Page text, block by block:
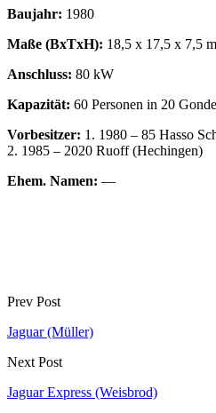
Baujahr: 1980
Maße (BxTxH): 18,5 x 17,5 x 7,5 m
Anschluss: 80 kW
Kapazität: 60 Personen in 20
Vorbesitzer: 1. 1980 – 85 Hasso
2. 1985 – 2020 Ruoff (Hechingen)
Ehem. Namen: —
Prev Post
Jaguar (Müller)
Next Post
Jaguar Express (Weisbrod)